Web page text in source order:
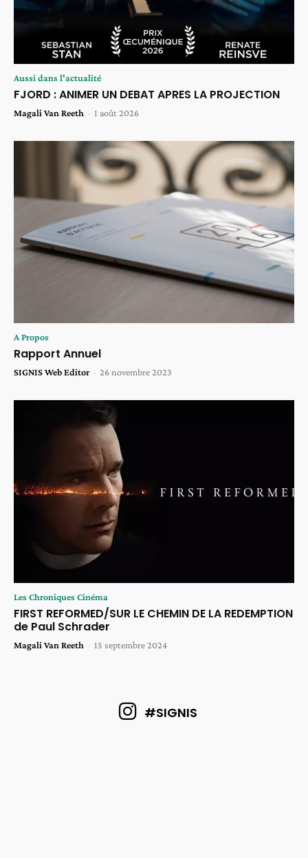
Aussi dans l'actualité
FJORD : ANIMER UN DEBAT APRES LA PROJECTION
Magali Van Reeth - 1 août 2026
A Propos
Rapport Annuel
SIGNIS Web Editor - 26 novembre 2023
Les Chroniques Cinéma
FIRST REFORMED/SUR LE CHEMIN DE LA REDEMPTION
de Paul Schrader
Magali Van Reeth - 15 septembre 2024
#SIGNIS